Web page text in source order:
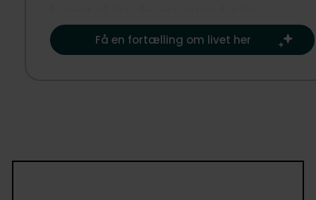
Få en fortælling om livet her